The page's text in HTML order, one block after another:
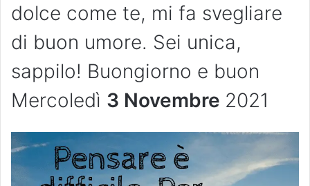
dolce come te, mi fa svegliare
di buon umore. Sei unica,
sappilo! Buongiorno e buon
Mercoledì 3 Novembre 2021